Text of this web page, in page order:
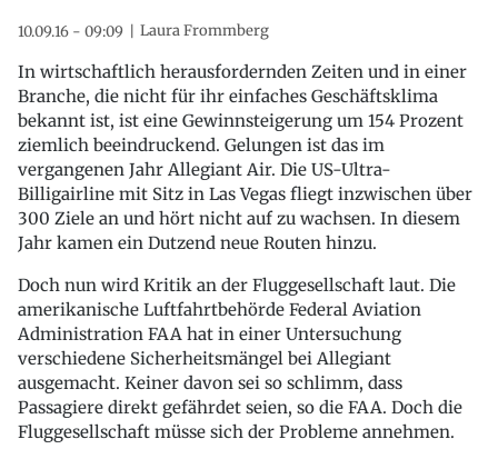
10.09.16 - 09:09 Laura Frommberg
In wirtschaftlich herausfordernden Zeiten und in einer
Branche, die nicht für ihr einfaches Geschäftsklima
bekannt ist, ist eine Gewinnsteigerung um 154 Prozent
ziemlich beeindruckend. Gelungen ist das im
vergangenen Jahr Allegiant Air. Die US-Ultra-
Billigairline mit Sitz in Las Vegas fliegt inzwischen über
300 Ziele an und hört nicht auf zu wachsen. In diesem
Jahr kamen ein Dutzend neue Routen hinzu.
Doch nun wird Kritik an der Fluggesellschaft laut. Die
amerikanische Luftfahrtbehörde Federal Aviation
Administration FAA hat in einer Untersuchung
verschiedene Sicherheitsmängel bei Allegiant
ausgemacht. Keiner davon sei so schlimm, dass
Passagiere direkt gefährdet seien, so die FAA. Doch die
Fluggesellschaft müsse sich der Probleme annehmen.